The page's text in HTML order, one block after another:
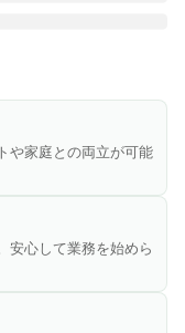
せします。
、爪切り
リング
リング
や家庭との両立が可能
安心して業務を始めら